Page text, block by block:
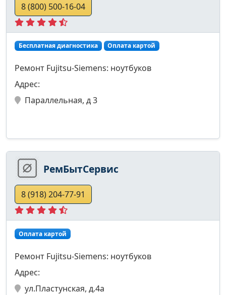
8 (800) 500-16-04
Бесплатная диагностика Оплата картой
Ремонт Fujitsu-Siemens: ноутбуков
Адрес:
Параллельная, д 3
РемБытСервис
8 (918) 204-77-91
Оплата картой
Ремонт Fujitsu-Siemens: ноутбуков
Адрес:
ул.Пластунская, д.4а